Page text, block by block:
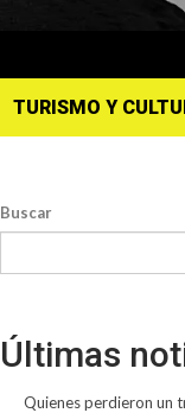
TURISMO Y
Buscar
Últimas
Quienes perdieron un